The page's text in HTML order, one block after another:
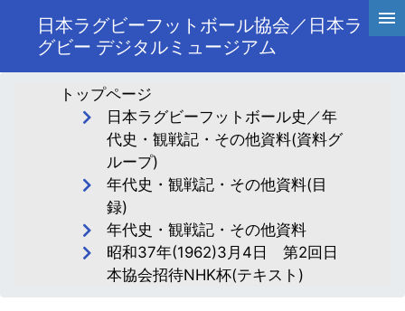
日本ラグビーフットボール協会／日本ラ
グビー デジタルミュージアム
トップページ
日本ラグビーフットボール史／年
代史・観戦記・その他資料(資料グ
ループ)
年代史・観戦記・その他資料(目
録)
年代史・観戦記・その他資料
昭和37年(1962)3月4日 第2回日
本協会招待NHK杯(テキスト)